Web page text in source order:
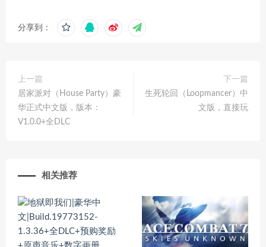
分享到：
上一篇
居家派对（House Party）豪
华正式中文版，版本：
V1.0.0+全DLC
下一篇
生死轮回（Loopmancer）中
文版，直接玩
相关推荐